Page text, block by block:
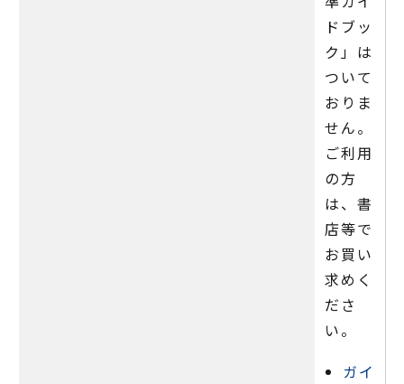
ドブッ
ク」は
ついて
おりま
せん。
ご利用
の方
は、書
店等で
お買い
求めく
ださ
い。
ガイ